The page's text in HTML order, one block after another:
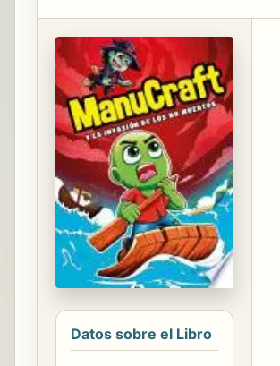
Datos sobre el Libro